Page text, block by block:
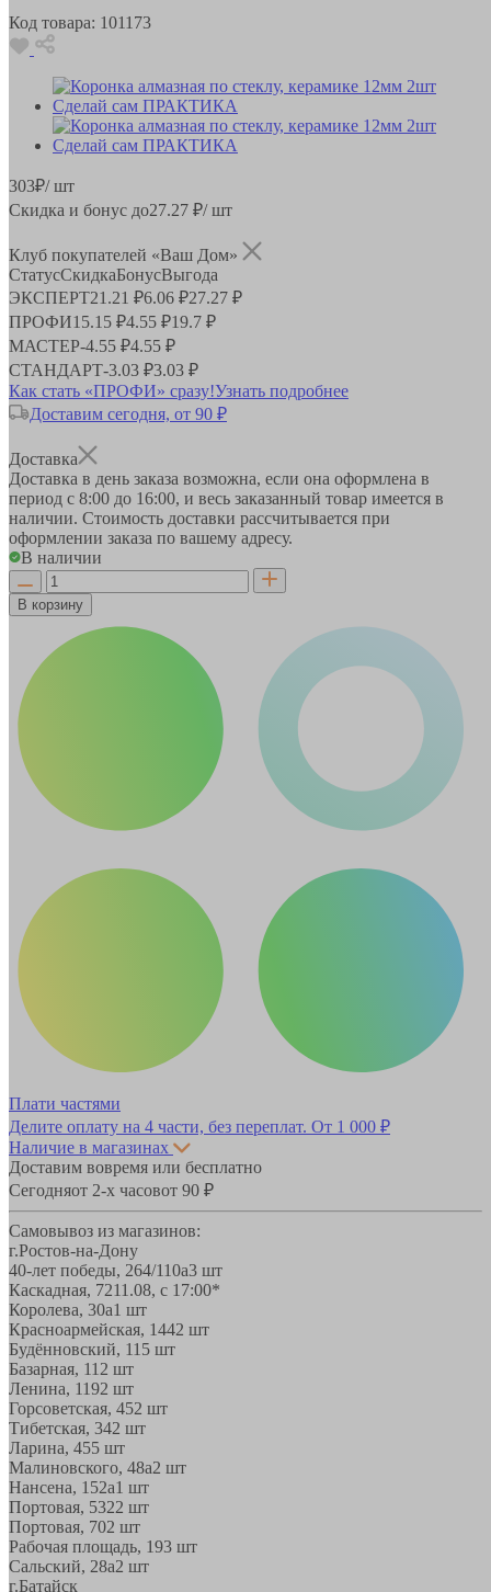
Код товара: 101173
303₽/ шт
Скидка и бонус до27.27 ₽/ шт
Клуб покупателей «Ваш Дом»
СтатусСкидкаБонусВыгода
ЭКСПЕРТ21.21 ₽6.06 ₽27.27 ₽
ПРОФИ15.15 ₽4.55 ₽19.7 ₽
МАСТЕР-4.55 ₽4.55 ₽
СТАНДАРТ-3.03 ₽3.03 ₽
Как стать «ПРОФИ» сразу!Узнать подробнее
Доставим сегодня, от 90 ₽
Доставка
Доставка в день заказа возможна, если она оформлена в
период с 8:00 до 16:00, и весь заказанный товар имеется в
наличии. Стоимость доставки рассчитывается при
оформлении заказа по вашему адресу.
В наличии
В корзину
Плати частями
Делите оплату на 4 части, без переплат. От 1 000 ₽
Наличие в магазинах
Доставим вовремя или бесплатно
Сегодняот 2-х часовот 90 ₽
Самовывоз из магазинов:
г.Ростов-на-Дону
40-лет победы, 264/110а3 шт
Каскадная, 7211.08, с 17:00*
Королева, 30а1 шт
Красноармейская, 1442 шт
Будённовский, 11 5 шт
Базарная, 11 2 шт
Ленина, 1192 шт
Горсоветская, 452 шт
Тибетская, 342 шт
Ларина, 455 шт
Малиновского, 48а2 шт
Нансена, 152а1 шт
Портовая, 5322 шт
Портовая, 702 шт
Рабочая площадь, 193 шт
Сальский, 28a2 шт
г.Батайск